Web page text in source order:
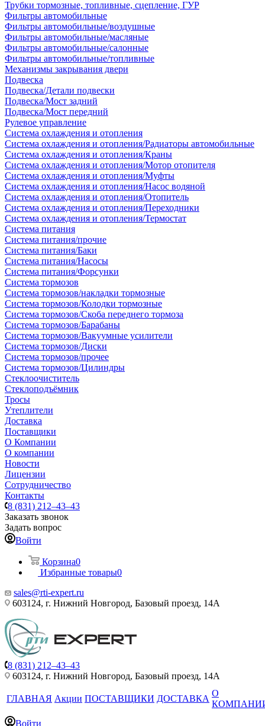
Трубки тормозные, топливные, сцепление, ГУР
Фильтры автомобильные
Фильтры автомобильные/воздушные
Фильтры автомобильные/масляные
Фильтры автомобильные/салонные
Фильтры автомобильные/топливные
Механизмы закрывания двери
Подвеска
Подвеска/Детали подвески
Подвеска/Мост задний
Подвеска/Мост передний
Рулевое управление
Система охлаждения и отопления
Система охлаждения и отопления/Радиаторы автомобильные
Система охлаждения и отопления/Краны
Система охлаждения и отопления/Мотор отопителя
Система охлаждения и отопления/Муфты
Система охлаждения и отопления/Насос водяной
Система охлаждения и отопления/Отопитель
Система охлаждения и отопления/Переходники
Система охлаждения и отопления/Термостат
Система питания
Система питания/прочие
Система питания/Баки
Система питания/Насосы
Система питания/Форсунки
Система тормозов
Система тормозов/накладки тормозные
Система тормозов/Колодки тормозные
Система тормозов/Скоба переднего тормоза
Система тормозов/Барабаны
Система тормозов/Вакуумные усилители
Система тормозов/Диски
Система тормозов/прочее
Система тормозов/Цилиндры
Стеклоочиститель
Стеклоподъёмник
Тросы
Утеплители
Доставка
Поставщики
О Компании
О компании
Новости
Лицензии
Сотрудничество
Контакты
8 (831) 212–43–43
Заказать звонок
Задать вопрос
Войти
Корзина0
Избранные товары0
sales@rti-expert.ru
603124, г. Нижний Новгород, Базовый проезд, 14А
8 (831) 212–43–43
603124, г. Нижний Новгород, Базовый проезд, 14А
ГЛАВНАЯ Акции ПОСТАВЩИКИ ДОСТАВКА
О
Войти